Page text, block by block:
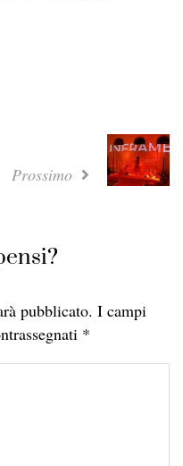
Prossimo
pubblicato. I campi
*